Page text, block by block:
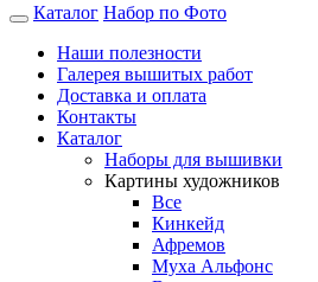
Каталог Набор по Фото
Наши полезности
Галерея вышитых работ
Доставка и оплата
Контакты
Каталог
Наборы для вышивки
Картины художников
Все
Кинкейд
Афремов
Муха Альфонс